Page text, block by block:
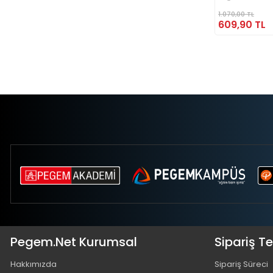
1.070,00 TL
609,90 TL
Pegem.Net Kurumsal
Hakkımızda
Sipariş
Sipariş Süreci